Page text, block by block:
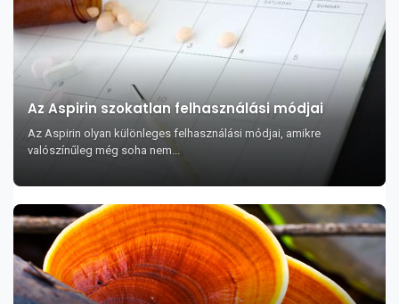
Az Aspirin szokatlan felhasználási módjai
Az Aspirin olyan különleges felhasználási módjai, amikre
valószínűleg még soha nem...